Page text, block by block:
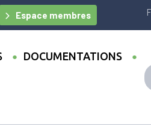
Espace membres
DOCUMENTATIONS